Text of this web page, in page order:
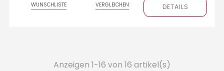
WUNSCHLISTE VERGLEICHEN DETAILS
Anzeigen 1-16 von 16 artikel(s)